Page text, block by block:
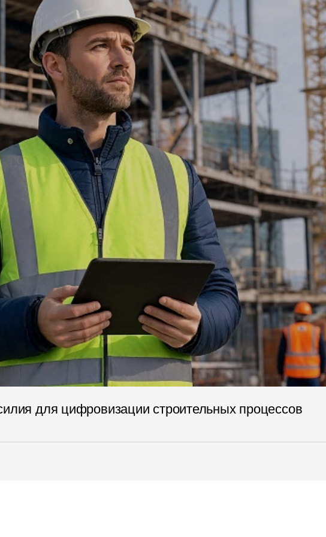
для цифровизации строительных процессов